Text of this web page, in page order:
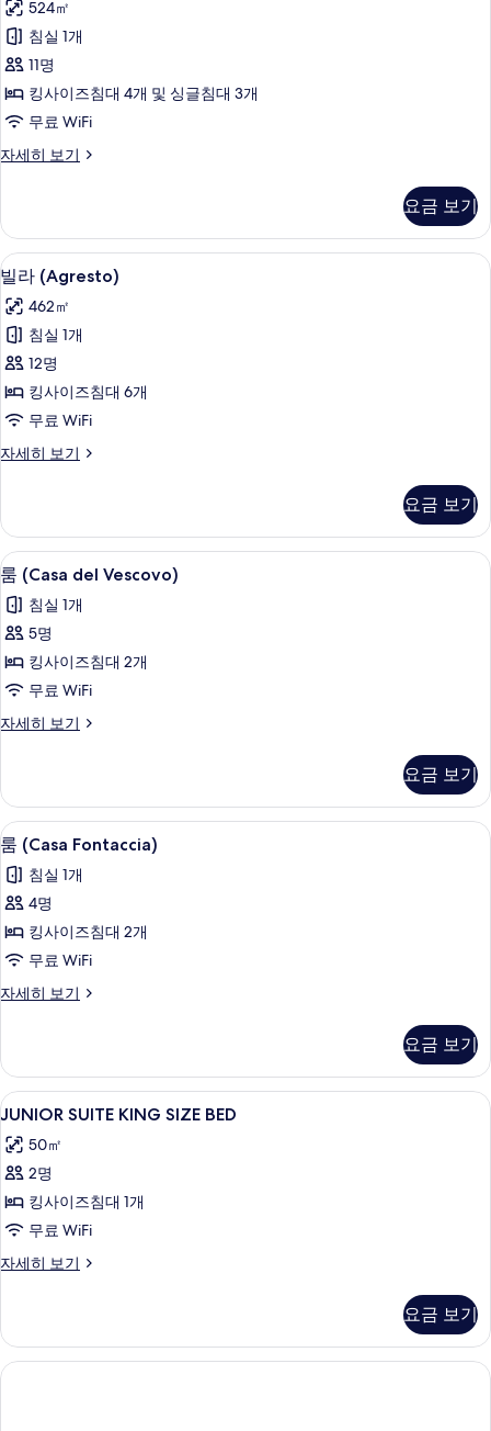
(Stabbi)
사
진
모
두
보
524㎡
침실 1개
11명
킹사이즈침대 4개 및 싱글침대 3개
무료 WiFi
자세히 보기
빌
세
히
보
요금 보기
빌
라
(Agresto)
사
진
모
두
보
빌라 (Agresto) | 고급 침구, 오리/거위
12
빌라 (Agresto)
462㎡
침실 1개
12명
킹사이즈침대 6개
무료 WiFi
자세히 보기
빌
세
히
보
기
요금 보기
룸
(Casa
del
Vescovo)
사
진
모
기
룸 (Casa del Vescovo) | 고급 침구, 오
6
룸 (Casa del Vescovo)
침실 1개
5명
킹사이즈침대 2개
무료 WiFi
자세히 보기
룸
자
세
히
보
기
요금 보기
룸
(Casa
Fontaccia)
사
진
모
두
룸 (Casa Fontaccia) | 고급 침구, 오리/
6
룸 (Casa Fontaccia)
침실 1개
4명
킹사이즈침대 2개
무료 WiFi
자세히 보기
룸
세
히
보
요금 보기
JUNIOR
SUITE
KING
SIZE
BED
사
진
보
기
고급 침구, 오리/거위털 이불, 미니바,
6
JUNIOR SUITE KING SIZE BED
50㎡
2명
킹사이즈침대 1개
무료 WiFi
자세히 보기
JUNIOR
BED
자
세
요금 보기